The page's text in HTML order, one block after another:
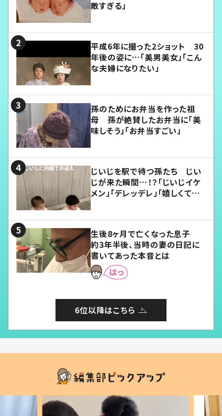
敵すぎる」
平成6年に撮った2ショット 30
年後の姿に…「美男美女」「こん
な夫婦になりたい」
孫のためにお弁当を作った祖
母 孫が絶賛したお弁当に「美
味しそう」「お弁当すごい」
じいじを駅で待つ孫たち じい
じが来た瞬間…！？「じいじイケ
メン」「デレッデレ」「嬉しくて可
生後8ヶ月で亡くなった息子
約3年半後、当時の妻の日記に
書いてあった本音とは
6位以降はこちら